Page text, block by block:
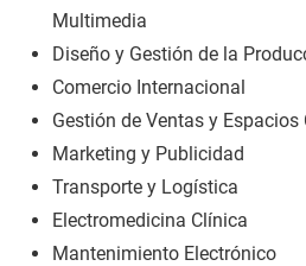
Multimedia
Diseño y Gestión de la
Comercio Internacional
Gestión de Ventas y Espacios
Marketing y Publicidad
Transporte y Logística
Electromedicina Clínica
Mantenimiento Electrónico